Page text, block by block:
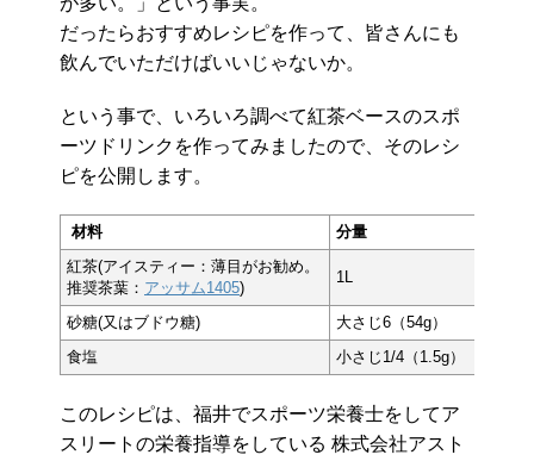
だったらおすすめレシピを作って、皆さんにも
飲んでいただけばいいじゃないか。
という事で、いろいろ調べて紅茶ベースのスポ
ーツドリンクを作ってみましたので、そのレシ
ピを公開します。
材料
分量
紅茶(アイスティー：薄目がお勧め。
推奨茶葉： アッサム1405)
1L
砂糖(又はブドウ糖)
大さじ6（54g）
食塩
小さじ1/4（1.5g）
このレシピは、福井でスポーツ栄養士をしてア
スリートの栄養指導をしている 株式会社アスト